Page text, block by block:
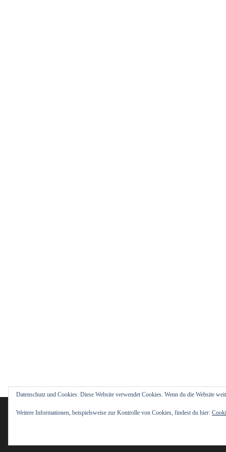
Wir verwenden Cookies, um dir die
In denEinstellungenkannst du
Datenschutz und Cookies: Diese Website verwendet Cookies. Wenn du die Website
Weitere Informationen, beispielsweise zur Kontrolle von Cookies, findest du hier: